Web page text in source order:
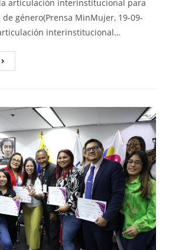
articulación interinstitucional para
género(Prensa MinMujer, 19-09-
interinstitucional…